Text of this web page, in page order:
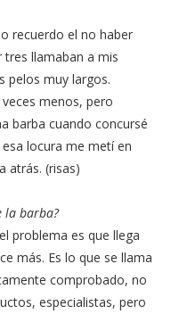
recuerdo el no haber
tres llamaban a mis
pelos muy largos.
menos, pero
barba cuando concursé
locura me metí en
atrás. (risas)
la barba?
problema es que llega
más. Es lo que se llama
comprobado, no
especialistas, pero